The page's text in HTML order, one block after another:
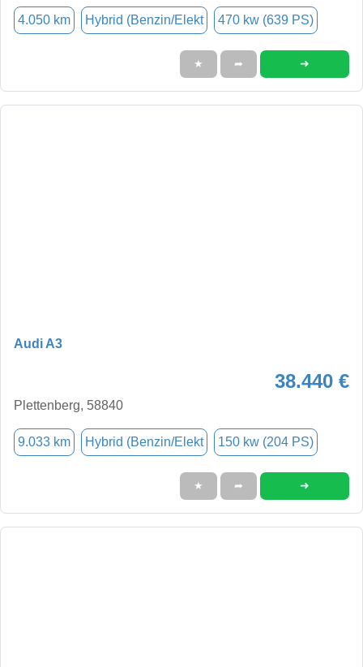
4.050 km Hybrid (Benzin/Elekt 470 kw (639 PS)
★ ➦ ➜
Audi A3
38.440 €
Plettenberg, 58840
9.033 km Hybrid (Benzin/Elekt 150 kw (204 PS)
★ ➦ ➜